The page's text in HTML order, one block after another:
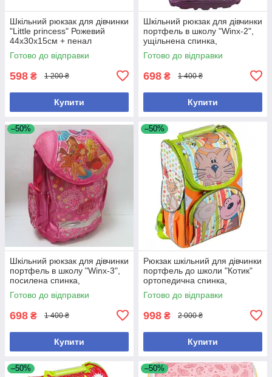
Шкільний рюкзак для дівчинки
"Little princess" Рожевий
44х30х15см + пенал
Готово до відправки
598 ₴ 1 200 ₴
Купити
Шкільний рюкзак для дівчинки
портфель в школу "Winx-2",
ущільнена спинка,
пластиковий піддон,
світловідбиток.
Готово до відправки
698 ₴ 1 400 ₴
Купити
–50%
Шкільний рюкзак для дівчинки
портфель в школу "Winx-3",
посилена спинка,
пластиковий піддон,
світловідраж.
Готово до відправки
698 ₴ 1 400 ₴
Купити
–50%
Рюкзак шкільний для дівчинки
портфель до школи "Котик"
ортопедична спинка,
світловідбиваючі елементи
Готово до відправки
998 ₴ 2 000 ₴
Купити
–50% –50%